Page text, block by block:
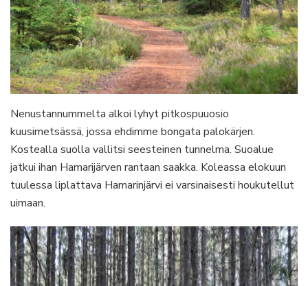
Nenustannummelta alkoi lyhyt pitkospuuosio
kuusimetsässä, jossa ehdimme bongata palokärjen.
Kostealla suolla vallitsi seesteinen tunnelma. Suoalue
jatkui ihan Hamarijärven rantaan saakka. Koleassa elokuun
tuulessa liplattava Hamarinjärvi ei varsinaisesti houkutellut
uimaan.